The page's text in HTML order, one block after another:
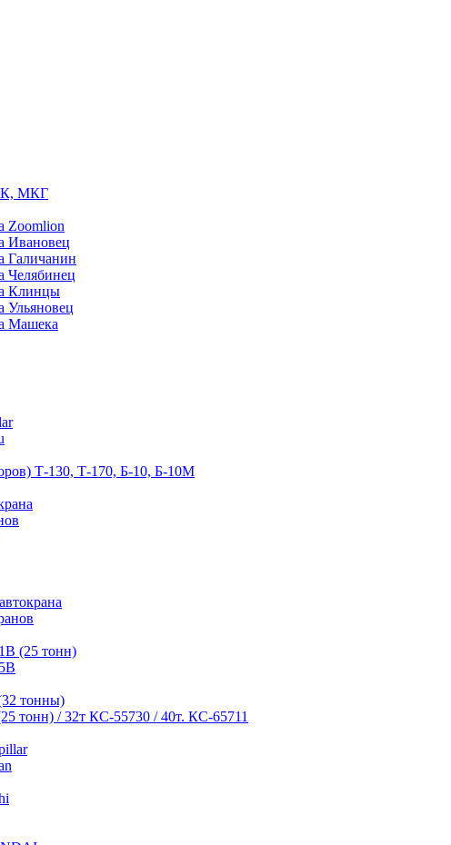
МКГ
Zoomlion
Ивановец
Галичанин
Челябинец
Клинцы
Ульяновец
Машека
Т-130, Т-170, Б-10, Б-10М
(25 тонн)
тонны)
тонн) / 32т КС-55730 / 40т. КС-65711